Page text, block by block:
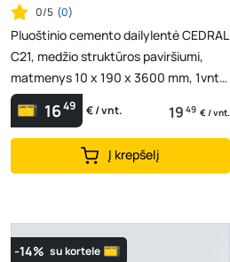
0/5 (0)
Pluoštinio cemento dailylentė CEDRAL
C21, medžio struktūros paviršiumi,
matmenys 10 x 190 x 3600 mm, 1vnt.
- 0,684 m², r...
1649 € / vnt. 19 49 € / vnt.
Į krepšelį
-14% su kortele